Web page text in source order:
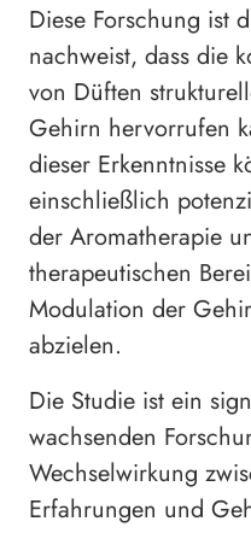
Diese Forschung ist
nachweist, dass die
von Düften
Gehirn hervorrufen
dieser Erkenntnisse
einschließlich
der Aromatherapie
therapeutischen
Modulation der
abzielen.
Die Studie ist ein
wachsenden
Wechselwirkung
Erfahrungen und